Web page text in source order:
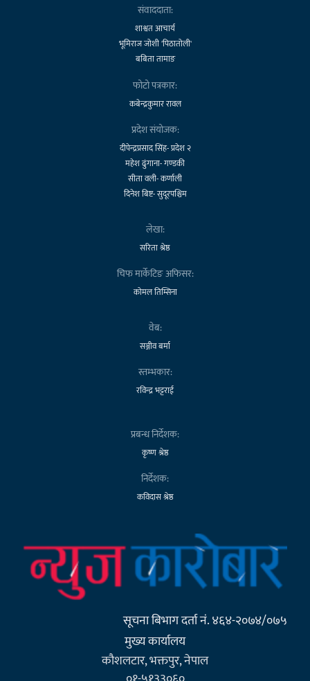
संवाददाता:
शाश्वत आचार्य
भूमिराज जोशी 'पिठातोली'
बबिता तामाङ
फोटो पत्रकार:
कबेन्द्रकुमार रावल
प्रदेश संयोजक:
दीपेन्द्रप्रसाद सिंह- प्रदेश २
महेश ढुंगाना- गण्डकी
सीता वली- कर्णाली
दिनेश बिष्ट- सुदूरपश्चिम
लेखा:
सरिता श्रेष्ठ
चिफ मार्केटिङ अफिसर:
कोमल तिम्सिना
वेब:
सञ्जीव बर्मा
स्तम्भकार:
रविन्द्र भट्टराई
प्रबन्ध निर्देशक:
कृष्ण श्रेष्ठ
निर्देशक:
कविदास श्रेष्ठ
सूचना बिभाग दर्ता नं. ४६४-२०७४/०७५
मुख्य कार्यालय
कौशलटार, भक्तपुर, नेपाल